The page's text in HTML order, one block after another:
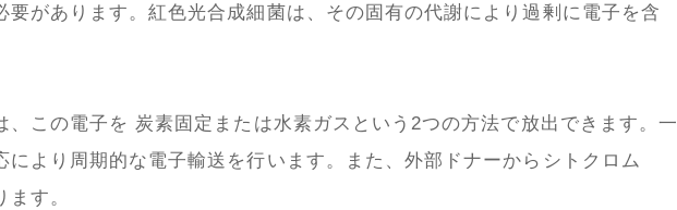
要があります。紅色光合成細菌は、その固有の代謝により過剰に電子を含
、この電子を 炭素固定または水素ガスという2つの方法で放出できます。一
により周期的な電子輸送を行います。また、外部ドナーからシトクロム
す。